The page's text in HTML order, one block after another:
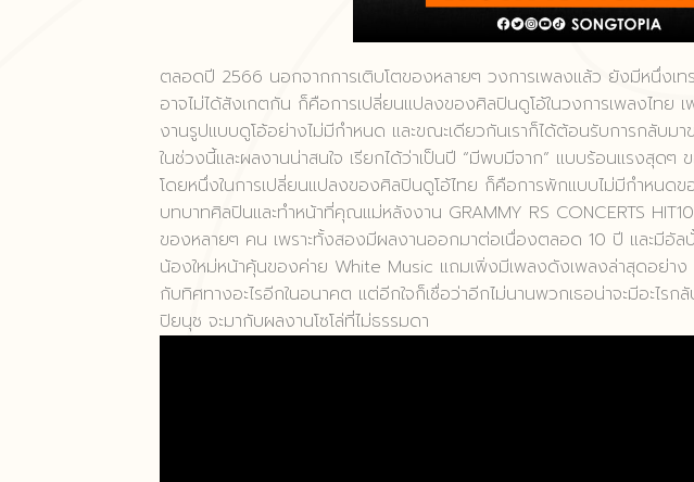
ตลอดปี 2566 นอกจากการเติบโตของหลายๆ วงการเพลงแล้ว ยังมีหนึ่งเ
อาจไม่ได้สังเกตกัน ก็คือการเปลี่ยนแปลงของศิลปินดูโอ้ในวงการเพลงไทย
งานรูปแบบดูโอ้อย่างไม่มีกำหนด และขณะเดียวกันเราก็ได้ต้อนรับการกลับม
ในช่วงนี้และผลงานน่าสนใจ เรียกได้ว่าเป็นปี “มีพบมีจาก” แบบร้อนแรงสุดๆ
โดยหนึ่งในการเปลี่ยนแปลงของศิลปินดูโอ้ไทย ก็คือการพักแบบไม่มีกำหน
บทบาทศิลปินและทำหน้าที่คุณแม่หลังงาน GRAMMY RS CONCERTS
ของหลายๆ คน เพราะทั้งสองมีผลงานออกมาต่อเนื่องตลอด 10 ปี และมีอัล
น้องใหม่หน้าคุ้นของค่าย White Music แถมเพิ่งมีเพลงดังเพลงล่าสุดอย่าง
กับทิศทางอะไรอีกในอนาคต แต่อีกใจก็เชื่อว่าอีกไม่นานพวกเธอน่าจะมีอะไรก
ปิยนุช จะมากับผลงานโซโล่ที่ไม่ธรรมดา